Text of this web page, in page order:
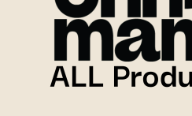
suolaisilla,
sinulle palkittu kokki.